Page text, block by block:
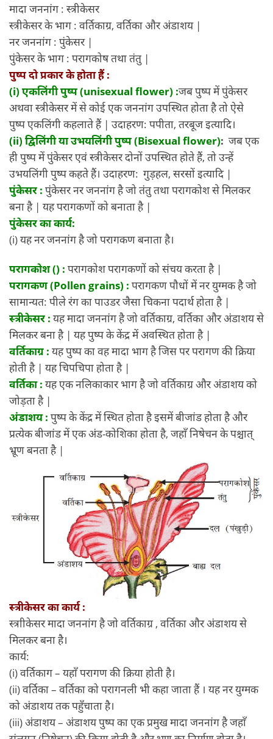
मादा जननांग : स्त्रीकेसर
स्त्रीकेसर के भाग : वर्तिकाग्र, वर्तिका और अंडाशय |
नर जननांग : पुंकेसर |
पुंकेसर के भाग : परागकोष तथा तंतु |
पुष्प दो प्रकार के होता हैं :
(i) एकलिंगी पुष्प (unisexual flower) :जब पुष्प में पुंकेसर
अथवा स्त्रीकेसर में से कोई एक जननांग उपस्थित होता है तो ऐसे
पुष्प एकलिंगी कहलाते हैं | उदाहरण: पपीता, तरबूज इत्यादि।
(ii) द्विलिंगी या उभयलिंगी पुष्प (Bisexual flower): जब एक
ही पुष्प में पुंकेसर एवं स्त्रीकेसर दोनों उपस्थित होते हैं, तो उन्हें
उभयलिंगी पुष्प कहते हैं। उदाहरण: गुड़हल, सरसों इत्यादि |
पुंकेसर : पुंकेसर नर जननांग है जो तंतु तथा परागकोश से मिलकर
बना है | यह परागकणों को बनाता है |
पुंकेसर का कार्य:
(i) यह नर जननांग है जो परागकण बनाता है।
परागकोश () : परागकोश परागकणों को संचय करता है |
परागकण (Pollen grains) : परागकण पौधों में नर युग्मक है जो
सामान्यत: पीले रंग का पाउडर जैसा चिकना पदार्थ होता है |
स्त्रीकेसर : यह मादा जननांग है जो वर्तिकाग्र, वर्तिका और अंडाशय से
मिलकर बना है | यह पुष्प के केंद्र में अवस्थित होता है |
वर्तिकाग्र : यह पुष्प का वह मादा भाग है जिस पर परागण की क्रिया
होती है | यह चिपचिपा होता है |
वर्तिका : यह एक नलिकाकार भाग है जो वर्तिकाग्र और अंडाशय को
जोड़ता है |
अंडाशय : पुष्प के केंद्र में स्थित होता है इसमें बीजांड होता है और
प्रत्येक बीजांड में एक अंड-कोशिका होता है, जहाँ निषेचन के पश्चात्
भ्रूण बनता है |
स्त्रीकेसर का कार्य :
स्त्राीकेसर मादा जननांग है जो वर्तिकाग्र , वर्तिका और अंडाशय से
मिलकर बना है।
कार्य:
(i) वर्तिकाग – यहाँ परागण की क्रिया होती है।
(ii) वर्तिका – वर्तिका को परागनली भी कहा जाता हैं । यह नर युग्मक
को अंडाशय तक पहुँचाता है।
(iii) अंडाशय – अंडाशय पुष्प का एक प्रमुख मादा जननांग है जहाँ